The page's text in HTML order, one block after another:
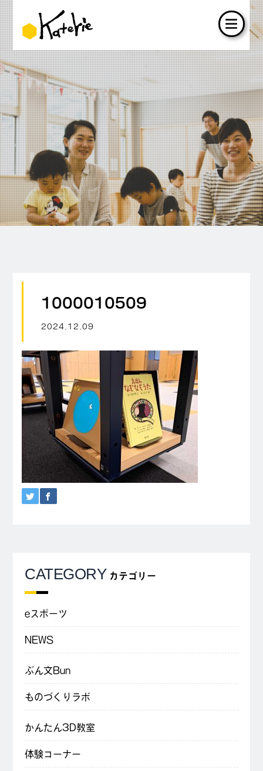
1000010509
2024.12.09
CATEGORY カテゴリー
eスポーツ
NEWS
ぶん文Bun
ものづくりラボ
かんたん3D教室
体験コーナー